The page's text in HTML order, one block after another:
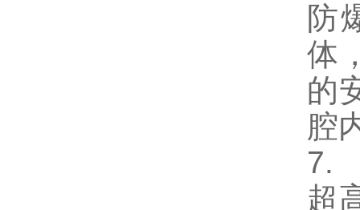
防
体
的
腔
超